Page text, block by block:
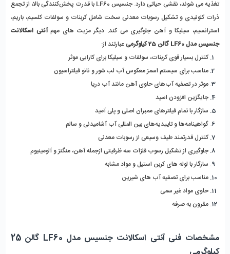
استرانسیم، سیلیکا و آهن جلوگیری می‌ کند. دیگر مزیت‌ های مهم
جنسیس مدل LF60 گالن 25 کیلوگرمی
عبارتند از:
کنترل بسیار قوی کربنات، سولفات و سیلیکا برای کارایی موثر
مناسب برای سیستم اسمز معکوس آب لب شور و نانو فیلتراسیون
موثر در تصفیه آب‌های حاوی آهن مانند آب دریا
جایگزین افزودن اسید
سازگار با تمام فیلترهای ممبران اصلی و پلی آمید
گواهینامه‌ها و تاییدیه‌های بین المللی آب آشامیدنی و سالم
کنترل قدرتمند طیف وسیعی از رسوبات معدنی
جلوگیری از تشکیل رسوب فلزات سه ظرفیتی ازجمله آهن، منگنز و آلومینیوم
سازگار با لوله های کربن استیل و مواد مشابه
مناسب برای تصفیه آب های شیرین
حاوی مواد غیر سمی
مقرون به صرفه